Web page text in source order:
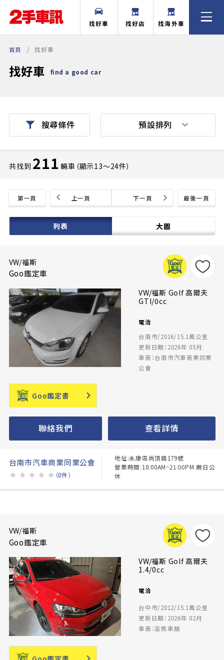
找好車 找好店 找海外車
首頁 找好車
找好車 find a good car
搜尋條件
共找到 211 輛車（顯示13〜24件）
第一頁 最後一頁
上一頁 下一頁
列表 大圖
預設排列
VW/福斯
Goo鑑定車
VW/福斯 Golf 高爾夫
GTI/0cc
電洽
台南市/2016/15.1萬公里
更新日期：2026年 05月
車商：台南市汽車商業同業
公會
Goo鑑定書
聯絡我們 查看詳情
台南市汽車商業同業公會
★ ★ ★ ★ ★ （0件）
地址:永康區尚頂路179號
營業時間:10:00AM~21:00PM 周日公
休
VW/福斯
Goo鑑定車
VW/福斯 Golf 高爾夫
1.4/0cc
電洽
台中市/2012/15.1萬公里
更新日期：2026年 02月
車商：巫熊車酷